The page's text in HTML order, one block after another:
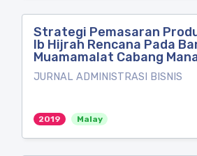
Strategi Pemasaran
Ib Hijrah Rencana Pada
Muamamalat Cabang
JURNAL ADMINISTRASI BISNIS
2019 Malay